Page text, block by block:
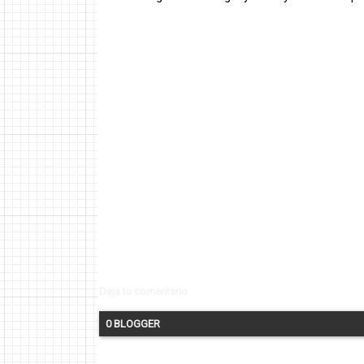
0 BLOGGER